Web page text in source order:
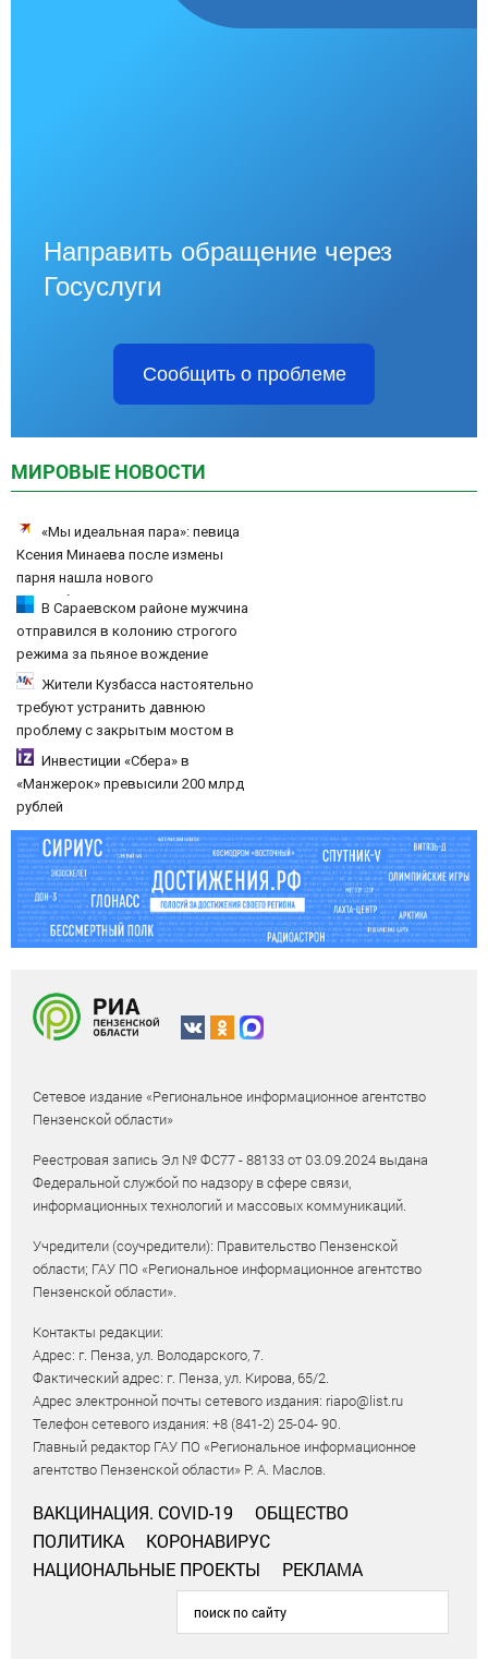
Направить обращение через
Госуслуги
Сообщить о проблеме
МИРОВЫЕ НОВОСТИ
«Мы идеальная пара»: певица
Ксения Минаева после измены
парня нашла нового
возлюбленного
В Сараевском районе мужчина
отправился в колонию строгого
режима за пьяное вождение
Жители Кузбасса настоятельно
требуют устранить давнюю
проблему с закрытым мостом в
Таштагольском районе
Инвестиции «Сбера» в
«Манжерок» превысили 200 млрд
рублей
Сетевое издание «Региональное информационное агентство
Пензенской области»
Реестровая запись Эл № ФС77 - 88133 от 03.09.2024 выдана
Федеральной службой по надзору в сфере связи,
информационных технологий и массовых коммуникаций.
Учредители (соучредители): Правительство Пензенской
области; ГАУ ПО «Региональное информационное агентство
Пензенской области».
Контакты редакции:
Адрес: г. Пенза, ул. Володарского, 7.
Фактический адрес: г. Пенза, ул. Кирова, 65/2.
Адрес электронной почты сетевого издания: riapo@list.ru
Телефон сетевого издания: +8 (841-2) 25-04- 90.
Главный редактор ГАУ ПО «Региональное информационное
агентство Пензенской области» Р. А. Маслов.
ВАКЦИНАЦИЯ. COVID-19
ОБЩЕСТВО
ПОЛИТИКА
КОРОНАВИРУС
НАЦИОНАЛЬНЫЕ ПРОЕКТЫ
РЕКЛАМА